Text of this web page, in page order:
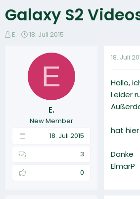
Galaxy S2
E
E.
E
t
l
m
18. Juli 2015
E
E.
New Member
18. Juli 2015
3
0
18. Juli
Hallo,
Leider
hat
Danke
ElmarP